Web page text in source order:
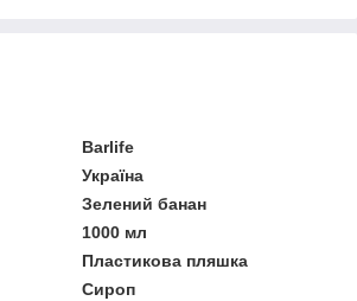
Barlife
Україна
Зелений банан
1000 мл
Пластикова пляшка
Сироп